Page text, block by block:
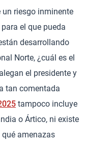
un riesgo inminente
el que pueda
desarrollando
Norte, ¿cuál es el
el presidente y
tan comentada
tampoco incluye
o Ártico, ni existe
amenazas